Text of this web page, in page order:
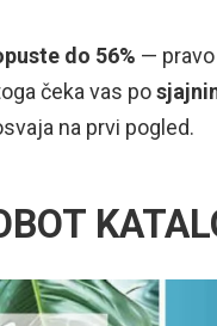
do 56% —
čeka vas po
na prvi pogled.